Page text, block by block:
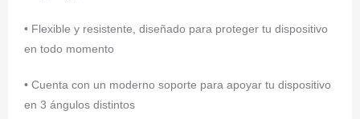
• Flexible y resistente, diseñado para proteger tu dispositivo
en todo momento
• Cuenta con un moderno soporte para apoyar tu dispositivo
en 3 ángulos distintos